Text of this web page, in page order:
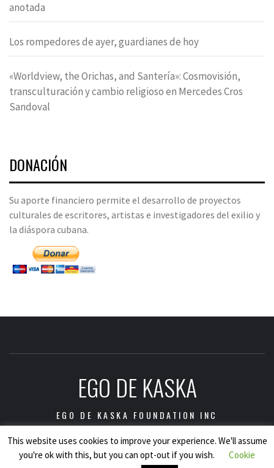
anotada
Los rompedores de ayer, guardianes de hoy
«Worldview, the Orichas, and Santería»: Cosmovisión,
transculturación y cambio religioso en Mercedes Cros
Sandoval
DONACIÓN
Su aporte financiero permite el desarrollo de proyectos
culturales de escritores, artistas e investigadores del exilio y
la diáspora cubana.
EGO DE KASKA
EGO DE KASKA FOUNDATION INC
Copyright © Ego de Kaska Foundation Inc., 2021. Tema:
This website uses cookies to improve your experience. We'll assume
you're ok with this, but you can opt-out if you wish.
Cookie